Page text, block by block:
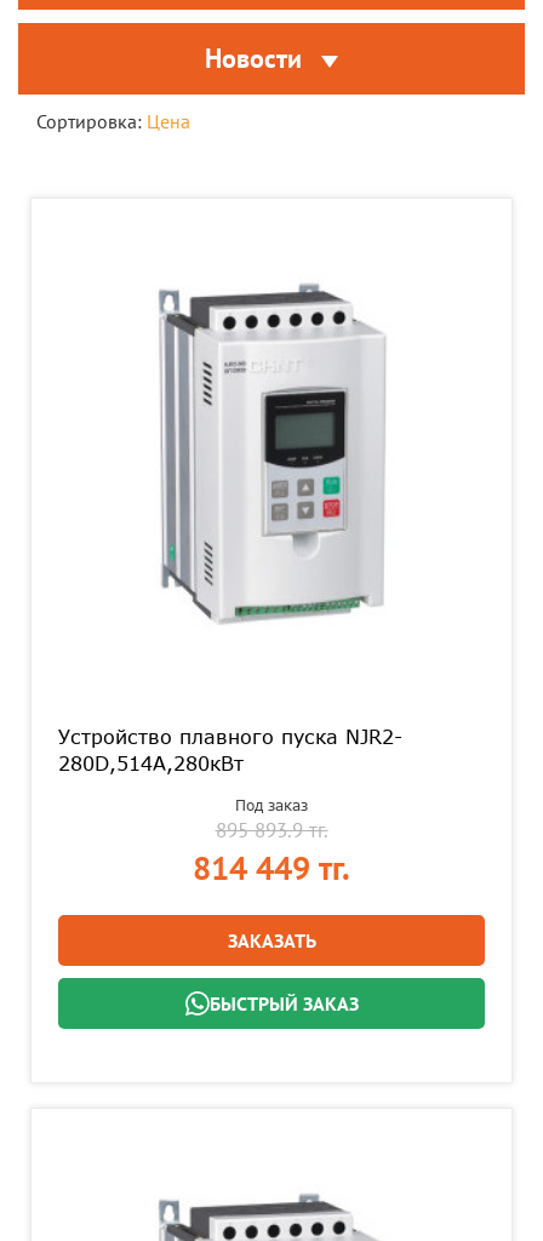
Новости
Сортировка: Цена
Устройство плавного пуска NJR2-
280D,514А,280кВт
Под заказ
895 893.9 тг.
814 449 тг.
ЗАКАЗАТЬ
БЫСТРЫЙ ЗАКАЗ